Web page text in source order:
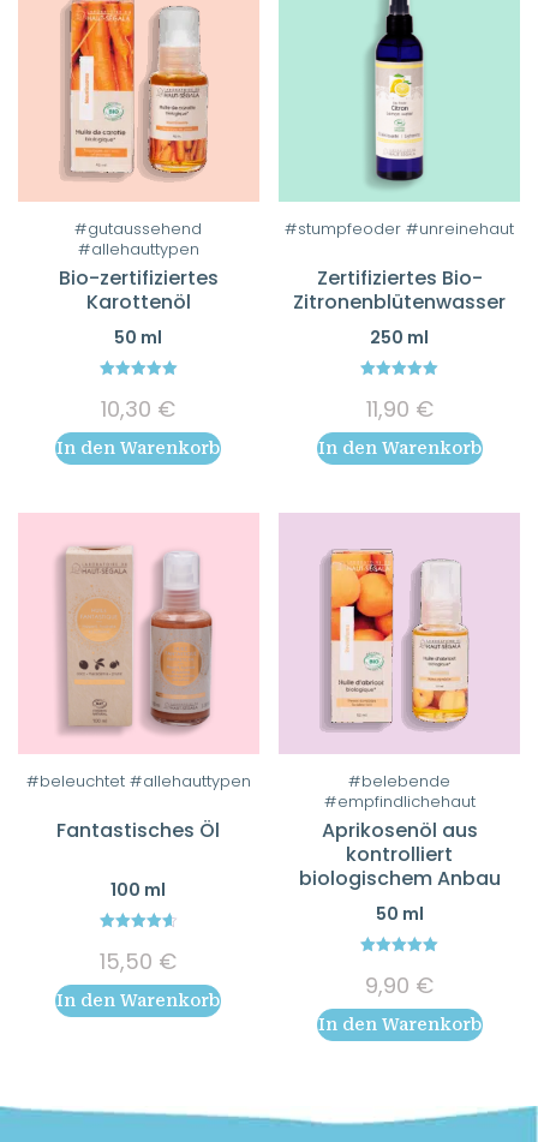
#gutaussehend
#allehauttypen
Bio-zertifiziertes
Karottenöl
50 ml
out of 5
10,30 €
In den Warenkorb
#stumpfeoder #unreinehaut
Zertifiziertes Bio-
Zitronenblütenwasser
250 ml
out of 5
11,90 €
In den Warenkorb
#beleuchtet #allehauttypen
Fantastisches Öl
100 ml
out of 5
15,50 €
In den Warenkorb
#belebende
#empfindlichehaut
Aprikosenöl aus
kontrolliert
biologischem Anbau
50 ml
out of 5
9,90 €
In den Warenkorb